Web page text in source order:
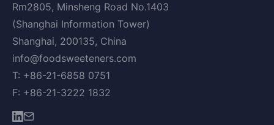
Rm2805, Minsheng Road No.1403
(Shanghai Information Tower)
Shanghai, 200135, China
info@foodsweeteners.com
T: +86-21-6858 0751
F: +86-21-3222 1832